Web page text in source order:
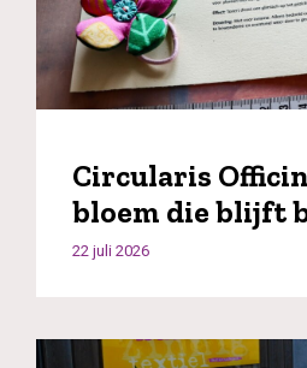
Circularis
bloem die blijft
22 juli 2026